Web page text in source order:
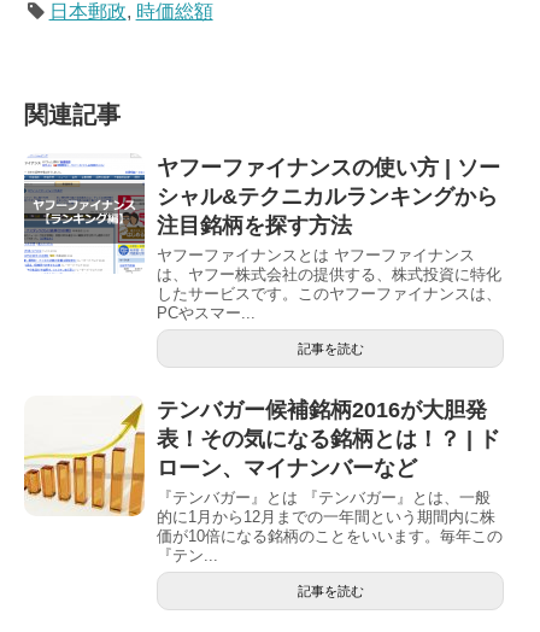
日本郵政, 時価総額
関連記事
ヤフーファイナンスの使い方 | ソー
シャル&テクニカルランキングから
注目銘柄を探す方法
ヤフーファイナンスとは ヤフーファイナンス
は、ヤフー株式会社の提供する、株式投資に特化
したサービスです。このヤフーファイナンスは、
PCやスマー...
記事を読む
テンバガー候補銘柄2016が大胆発
表！その気になる銘柄とは！？ | ド
ローン、マイナンバーなど
『テンバガー』とは 『テンバガー』とは、一般
的に1月から12月までの一年間という期間内に株
価が10倍になる銘柄のことをいいます。毎年この
『テン...
記事を読む